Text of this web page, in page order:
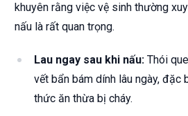
khuyên rằng việc vệ sinh thường
nấu là rất quan trọng.
Lau ngay sau khi nấu: Thói
vết bẩn bám dính lâu ngày, đặc
thức ăn thừa bị cháy.